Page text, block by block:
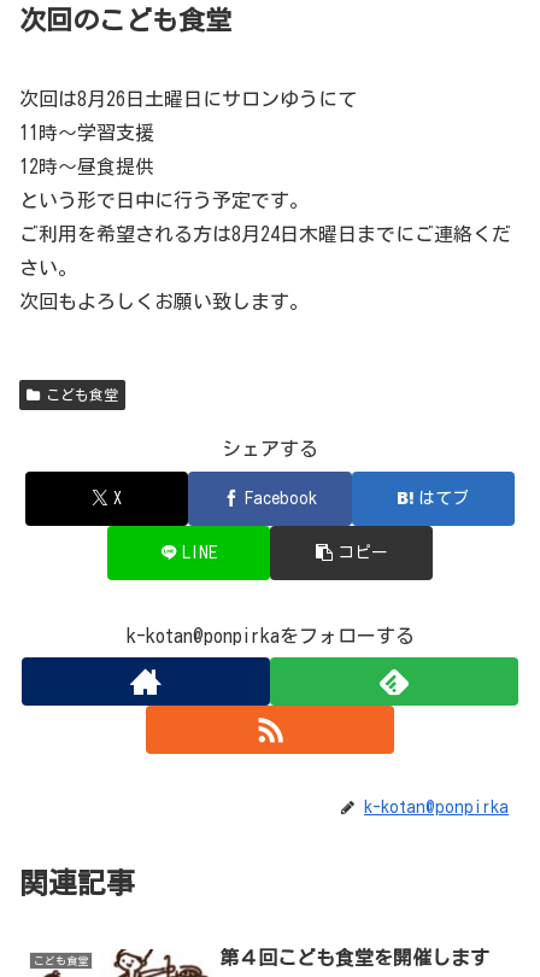
次回のこども食堂
次回は8月26日土曜日にサロンゆうにて
11時〜学習支援
12時〜昼食提供
という形で日中に行う予定です。
ご利用を希望される方は8月24日木曜日までにご連絡くだ
さい。
次回もよろしくお願い致します。
こども食堂
シェアする
X Facebook はてブ
LINE コピー
k-kotan@ponpirkaをフォローする
k-kotan@ponpirka
関連記事
こども食堂 第４回こども食堂を開催します